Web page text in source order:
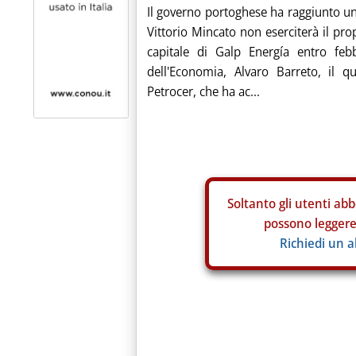
Il governo portoghese ha raggiunto
Vittorio Mincato non eserciterà il
capitale di Galp Energía entro
dell'Economia, Alvaro Barreto, il
Petrocer, che ha ac...
Soltanto gli utenti
possono
Richiedi un